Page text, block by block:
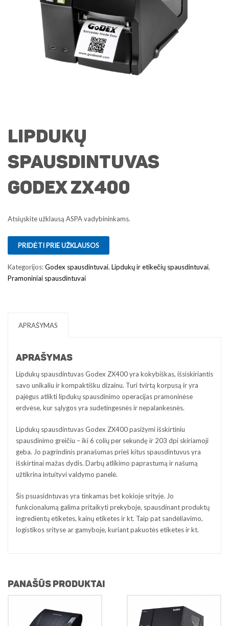
Lipdukų
spausdintuvas
Godex ZX400
Atsiųskite užklausą ASPA vadybininkams.
PRIDĖTI PRIE UŽKLAUSOS
Kategorijos:Godex spausdintuvai, Lipdukų ir etikečių spausdintuvai,
Pramoniniai spausdintuvai
APRAŠYMAS
APRAŠYMAS
Lipdukų spausdintuvas Godex ZX400 yra kokybiškas, išsiskiriantis
savo unikaliu ir kompaktišku dizainu. Turi tvirtą korpusą ir yra
pajėgus atlikti lipdukų spausdinimo operacijas pramoninėse
erdvėse, kur sąlygos yra sudetingesnės ir nepalankesnės.
Lipdukų spausdintuvas Godex ZX400 pasižymi išskirtiniu
spausdinimo greičiu – iki 6 colių per sekundę ir 203 dpi skiriamoji
geba. Jo pagrindinis pranašumas prieš kitus spausdintuvus yra
išskirtinai mažas dydis. Darbų atlikimo paprastumą ir našumą
užtikrina intuityvi valdymo panelė.
Šis psuasidntuvas yra tinkamas bet kokioje srityje. Jo
funkcionalumą galima pritaikyti prekyboje, spausdinant produktų
ingredientų etiketes, kainų etiketes ir kt. Taip pat sandėliavimo,
logistikos srityse ar gamyboje, kuriant pakuotės etiketes ir kt.
PANAŠŪS PRODUKTAI